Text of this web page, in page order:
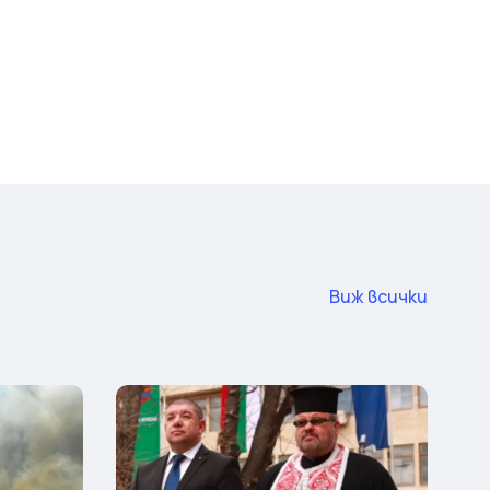
Виж всички